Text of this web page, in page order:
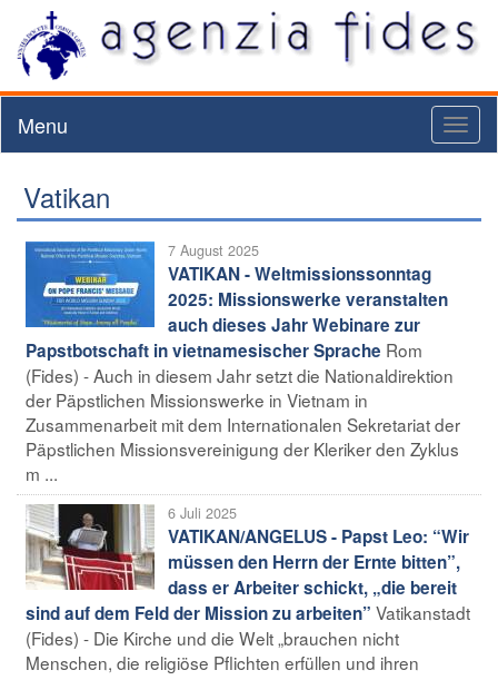
Menu
Vatikan
7 August 2025
VATIKAN - Weltmissionssonntag
2025: Missionswerke veranstalten
auch dieses Jahr Webinare zur
Papstbotschaft in vietnamesischer Sprache Rom
(Fides) - Auch in diesem Jahr setzt die Nationaldirektion
der Päpstlichen Missionswerke in Vietnam in
Zusammenarbeit mit dem Internationalen Sekretariat der
Päpstlichen Missionsvereinigung der Kleriker den Zyklus
m ...
6 Juli 2025
VATIKAN/ANGELUS - Papst Leo: “Wir
müssen den Herrn der Ernte bitten”,
dass er Arbeiter schickt, „die bereit
sind auf dem Feld der Mission zu arbeiten” Vatikanstadt
(Fides) - Die Kirche und die Welt „brauchen nicht
Menschen, die religiöse Pflichten erfüllen und ihren